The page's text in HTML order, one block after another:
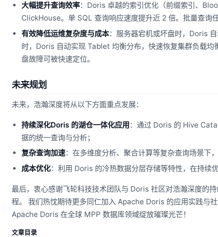
大幅提升查询效率：Doris 卓越的索引优化（前缀索引、
ClickHouse。单 SQL 查询响应速度提升近 2 倍。批量查询
有效降低运维复杂度与成本：服务器宕机或坏盘时，Doris
时，Doris 自动实现 Tablet 均衡分布，快速恢复集群负载
盘故障可被快速定位。
未来规划
未来，浩瀚深度将从以下方面重点发展：
持续深化Doris 的湖仓一体化应用：通过 Doris 的 Hive
据的统一查询与分析；
复杂查询加速：在多维度分析、聚合计算等复杂查询场景下
成本优化：利用 Doris 的冷热数据分层存储等特性，在持续
最后，衷心感谢飞轮科技技术团队与 Doris 社区对浩瀚深度的
程。 我们热忱期待更多同仁加入 Apache Doris 的应用实践与
Apache Doris 在全球 MPP 数据库领域绽放璀璨光芒！
文章目录